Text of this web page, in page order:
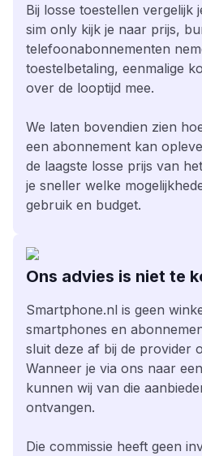
Bij losse toestellen vergelijk
sim only kijk je naar prijs,
telefoonabonnementen
toestelbetaling, eenmalige
over de looptijd mee.
We laten bovendien zien
een abonnement kan
de laagste losse prijs van
je sneller welke
gebruik en budget.
Ons advies is niet te
Smartphone.nl is geen
smartphones en
sluit deze af bij de provider
Wanneer je via ons naar
kunnen wij van die
ontvangen.
Die commissie heeft geen